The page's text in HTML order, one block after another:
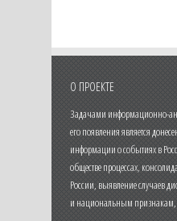
О ПРОЕКТЕ
Задачами информационно-
его появления является
информации о событиях в
обществе процессах,
России, выявление случаев
и национальным признакам,